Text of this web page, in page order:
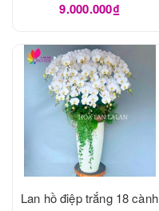
9.000.000₫
Lan hồ điệp trắng 18 cành